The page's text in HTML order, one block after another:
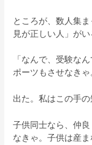
ところが、数人集
見が正しい人」がい
「なんで、受験な
ポーツもさせなきゃ
出た。私はこの手の
子供同士なら、仲
なきゃ。子供は産